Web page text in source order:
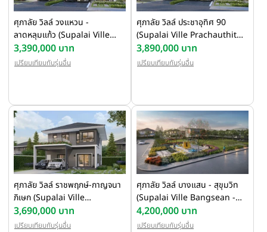
ศุภาลัย วิลล์ วงแหวน -
ลาดหลุมแก้ว (Supalai Ville
Outer Ring - Lat Lum Kaeo)
3,390,000 บาท
เปรียบเทียบกับรุ่นอื่น
ศุภาลัย วิลล์ ประชาอุทิศ 90
(Supalai Ville Prachauthit
90)
3,890,000 บาท
เปรียบเทียบกับรุ่นอื่น
ศุภาลัย วิลล์ ราชพฤกษ์-กาญจนา
ภิเษก (Supalai Ville
Ratchaphruek-
Kanchanapisek)
3,690,000 บาท
เปรียบเทียบกับรุ่นอื่น
ศุภาลัย วิลล์ บางแสน - สุขุมวิท
(Supalai Ville Bangsean -
Sukhumvit)
4,200,000 บาท
เปรียบเทียบกับรุ่นอื่น